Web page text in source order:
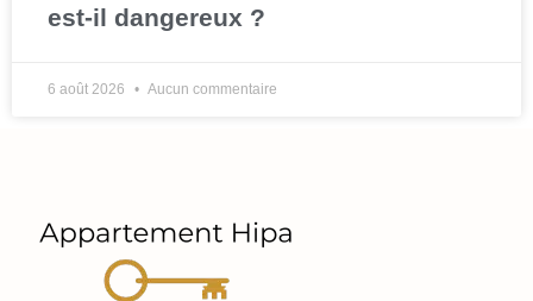
est-il dangereux ?
6 août 2026 Aucun commentaire